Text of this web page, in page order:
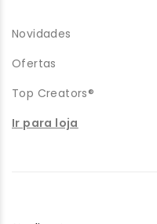
Novidades
Ofertas
Top Creators®
Ir para loja